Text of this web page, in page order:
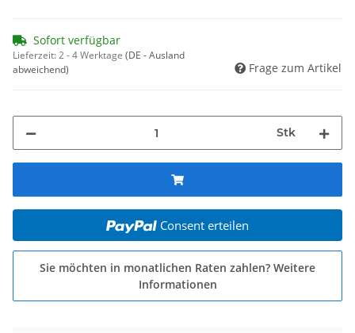
Sofort verfügbar
Lieferzeit:2 - 4 Werktage (DE - Ausland
abweichend)
Frage zum Artikel
Stk
Consent erteilen
Sie möchten in monatlichen Raten zahlen? Weitere
Informationen